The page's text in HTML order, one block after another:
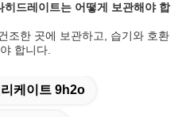
드레이트는 어떻게 보관해야 합
조한 곳에 보관하고, 습기와 호환
합니다.
케이트 9h2o